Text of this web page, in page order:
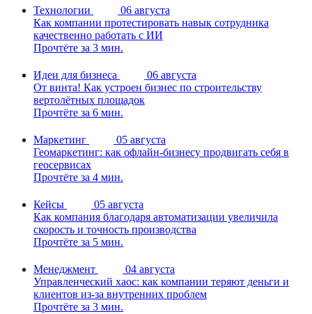
Технологии
06 августа
Как компании протестировать навык сотрудника
качественно работать с ИИ
Прочтёте за 3 мин.
Идеи для бизнеса
06 августа
От винта! Как устроен бизнес по строительству
вертолётных площадок
Прочтёте за 6 мин.
Маркетинг
05 августа
Геомаркетинг: как офлайн-бизнесу продвигать себя в
геосервисах
Прочтёте за 4 мин.
Кейсы
05 августа
Как компания благодаря автоматизации увеличила
скорость и точность производства
Прочтёте за 5 мин.
Менеджмент
04 августа
Управленческий хаос: как компании теряют деньги и
клиентов из-за внутренних проблем
Прочтёте за 3 мин.